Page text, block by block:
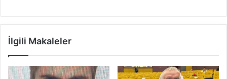
İlgili Makaleler